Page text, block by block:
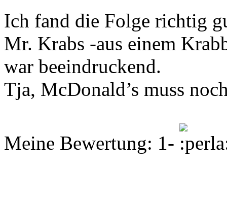
Ich fand die Folge richtig
Mr. Krabs -aus einem
war beeindruckend.
Tja, McDonald’s muss
Meine Bewertung: 1-